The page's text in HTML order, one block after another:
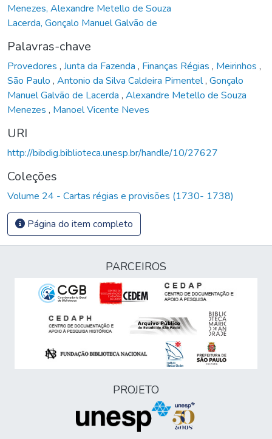
Menezes, Alexandre Metello de Souza
Lacerda, Gonçalo Manuel Galvão de
Palavras-chave
Provedores , Junta da Fazenda , Finanças Régias , Meirinhos ,
São Paulo , Antonio da Silva Caldeira Pimentel, Gonçalo
Manuel Galvão de Lacerda , Alexandre Metello de Souza
Menezes , Manoel Vicente Neves
URI
http://bibdig.biblioteca.unesp.br/handle/10/27627
Coleções
Volume 24 - Cartas régias e provisões (1730- 1738)
Página do item completo
PARCEIROS
PROJETO